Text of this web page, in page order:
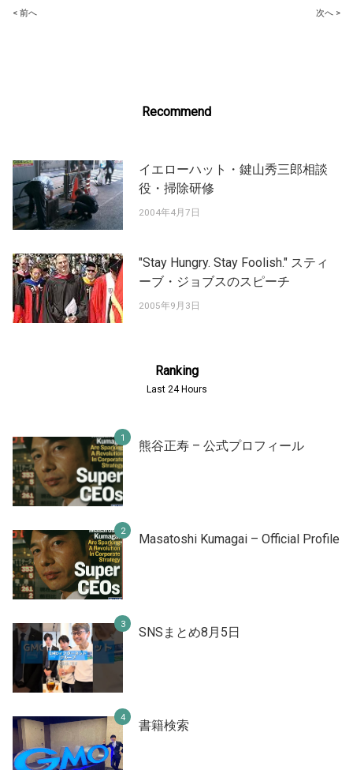
Post
< 前へ 次へ >
Recommend
イエローハット・鍵山秀三郎相談
役・掃除研修
2004年4月7日
"Stay Hungry. Stay Foolish." スティ
ーブ・ジョブスのスピーチ
2005年9月3日
Ranking
Last 24 Hours
熊谷正寿 – 公式プロフィール
Masatoshi Kumagai – Official Profile
SNSまとめ8月5日
書籍検索